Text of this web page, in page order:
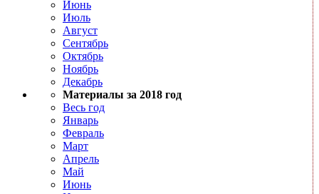
Июнь
Июль
Август
Сентябрь
Октябрь
Ноябрь
Декабрь
Материалы за 2018 год
Весь год
Январь
Февраль
Март
Апрель
Май
Июнь